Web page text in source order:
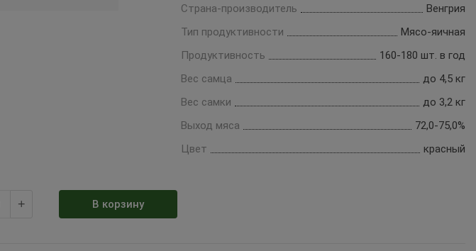
Страна-производитель
Венгрия
Тип продуктивности
Мясо-яичная
Продуктивность
160-180 шт. в год
Вес самца
до 4,5 кг
Вес самки
до 3,2 кг
Выход мяса
72,0-75,0%
Цвет
красный
+ В корзину